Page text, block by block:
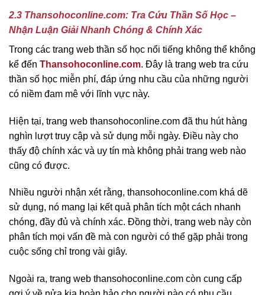
2.3 Thansohoconline.com: Tra Cứu Thần Số Học –
Nhận Luận Giải Nhanh Chóng & Chính Xác
Trong các trang web thần số học nổi tiếng không thể không
kể đến Thansohoconline.com. Đây là trang web tra cứu
thần số học miễn phí, đáp ứng nhu cầu của những người
có niềm đam mê với lĩnh vực này.
Hiện tại, trang web thansohoconline.com đã thu hút hàng
nghìn lượt truy cập và sử dụng mỗi ngày. Điều này cho
thấy độ chính xác và uy tín mà không phải trang web nào
cũng có được.
Nhiều người nhận xét rằng, thansohoconline.com khá dẽ
sử dụng, nó mang lại kết quả phân tích một cách nhanh
chóng, đầy đủ và chính xác. Đồng thời, trang web này còn
phân tích mọi vấn đề mà con người có thể gặp phải trong
cuộc sống chỉ trong vài giây.
Ngoài ra, trang web thansohoconline.com còn cung cấp